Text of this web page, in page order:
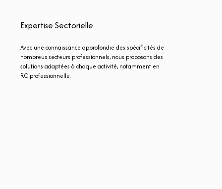
Expertise Sectorielle
Avec une connaissance approfondie des spécificités de
nombreux secteurs professionnels, nous proposons des
solutions adaptées à chaque activité, notamment en
RC professionnelle.